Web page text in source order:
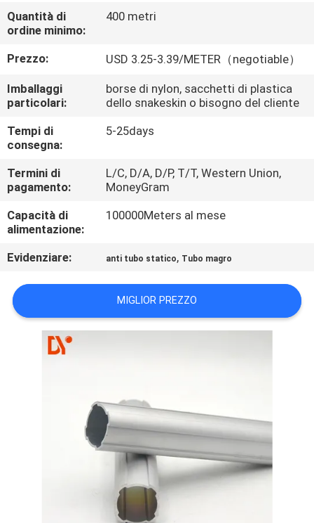
CONTROLLO
DI
QUALITÀ
CONTATTICI
NOTIZIE
CASI
RICHIEDA
UNA
CITAZIONE
MAPPA
Quantità di
ordine minimo:
400 metri
Prezzo: USD 3.25-3.39/METER（negotiable）
Imballaggi
particolari:
borse di nylon, sacchetti di plastica
dello snakeskin o bisogno del cliente
Tempi di
consegna:
5-25days
Termini di
pagamento:
L/C, D/A, D/P, T/T, Western Union,
MoneyGram
Capacità di
alimentazione:
100000Meters al mese
Evidenziare: anti tubo statico, Tubo magro
MIGLIOR PREZZO